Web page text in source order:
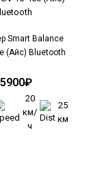
Smart Balance
(Айс) Bluetooth
20
км/
ч
25
км